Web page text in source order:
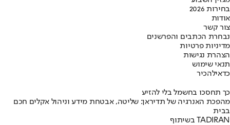
בחירות 2026
אודות
צור קשר
נבחרת הכתבים והפרשנים
מדיניות פרטיות
הצהרת נגישות
תנאי שימוש
כדאילהכיר
כך תחסכו בחשמל בלי להזיע
מהפכת האנרגיה של תדיראן: שליטה, אבטחת מידע וניהול אקלים חכם
בבית
בשיתוף TADIRAN